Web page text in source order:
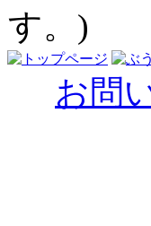
す。)
お問